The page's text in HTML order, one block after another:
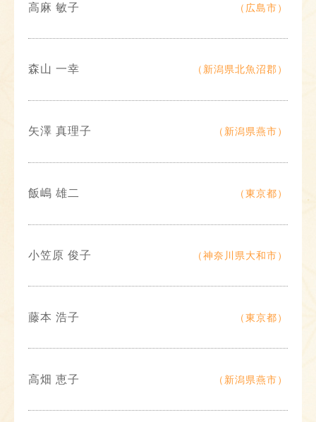
高麻 敏子 （広島市）
森山 一幸 （新潟県北魚沼郡）
矢澤 真理子 （新潟県燕市）
飯嶋 雄二 （東京都）
小笠原 俊子 （神奈川県大和市）
藤本 浩子 （東京都）
高畑 恵子 （新潟県燕市）